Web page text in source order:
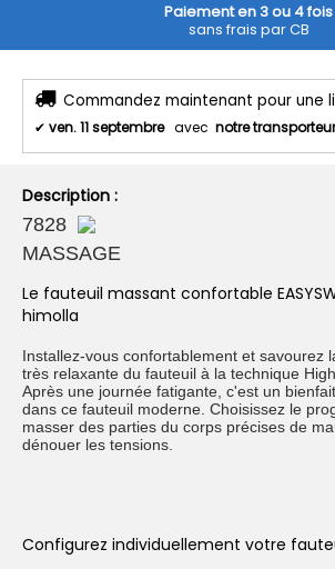
Paiement en 3 ou 4 fois
sans frais par CB
Commandez maintenant pour une
✔ ven. 11 septembre avec notre
Description :
7828
MASSAGE
Le fauteuil massant confortable
himolla
Installez-vous confortablement et savourez
très relaxante du fauteuil à la technique
Après une journée fatigante, c'est un
dans ce fauteuil moderne. Choisissez le
masser des parties du corps précises de
dénouer les tensions.
Configurez individuellement votre